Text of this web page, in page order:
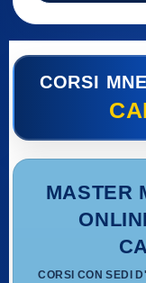
CORSI
MASTER
CORSI CON SEDI